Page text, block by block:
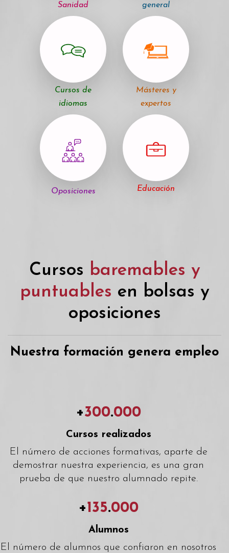
Sanidad
general
Cursos de
idiomas
Másteres y
expertos
Oposiciones Educación
Cursos baremables y
puntuables en bolsas y
oposiciones
Nuestra formación genera empleo
+300.000
Cursos realizados
El número de acciones formativas, aparte de
demostrar nuestra experiencia, es una gran
prueba de que nuestro alumnado repite.
+135.000
Alumnos
El número de alumnos que confiaron en nosotros